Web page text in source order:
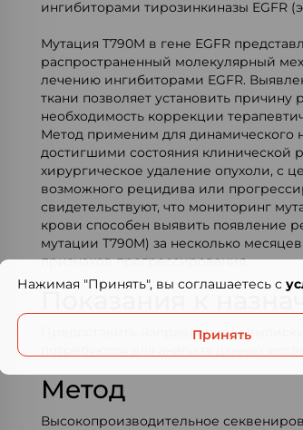
ингибиторами тирозинкиназы EGFR
Мутация T790M в гене EGFR
распространенный молекулярный
лечению ингибиторами EGFR.
ткани позволяет установить причину
необходимость коррекции
Метод применим для динамического
достигшими состояния
хирургическое удаление опухоли, с
возможного рецидива или
свидетельствуют, что мониторинг
крови способен выявить появление
мутации T790M) за несколько
признаков прогрессирования.
Показания к
Предоставить направление и
потребуются для анализа данных
Метод
Высокопроизводительное
Нажимая "Принять", вы соглашаетесь с
Принять